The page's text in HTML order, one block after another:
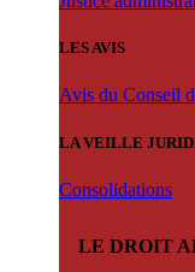
LES AVIS
Avis du Conseil
LA VEILLE
Consolidations
LE DROIT